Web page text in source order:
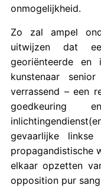
onmogelijkheid.
Zo zal ampel
uitwijzen dat
georiënteerde en
kunstenaar
verrassend – een
goedkeuring
gevaarlijke
propagandistische
elkaar opzetten
opposition pur